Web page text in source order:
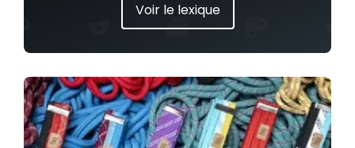
Voir le lexique